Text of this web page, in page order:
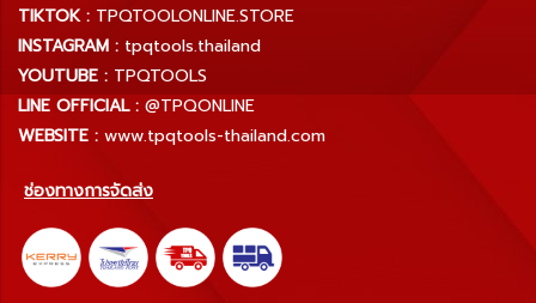
TIKTOK : TPQTOOLONLINE.STORE
INSTAGRAM : tpqtools.thailand
YOUTUBE : TPQTOOLS
LINE OFFICIAL : @TPQONLINE
WEBSITE : www.tpqtools-thailand.com
ช่องทางการจัดส่ง